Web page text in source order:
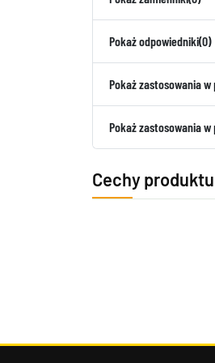
Pokaż odpowiedniki(0)
Pokaż zastosowania w
Pokaż zastosowania
Cechy